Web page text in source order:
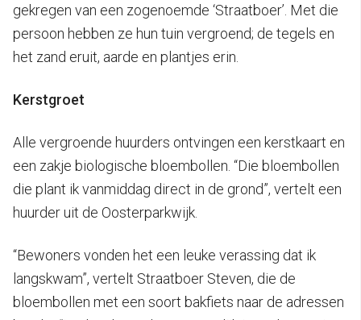
gekregen van een zogenoemde ‘Straatboer’. Met die
persoon hebben ze hun tuin vergroend; de tegels en
het zand eruit, aarde en plantjes erin.
Kerstgroet
Alle vergroende huurders ontvingen een kerstkaart en
een zakje biologische bloembollen. “Die bloembollen
die plant ik vanmiddag direct in de grond”, vertelt een
huurder uit de Oosterparkwijk.
“Bewoners vonden het een leuke verassing dat ik
langskwam”, vertelt Straatboer Steven, die de
bloembollen met een soort bakfiets naar de adressen